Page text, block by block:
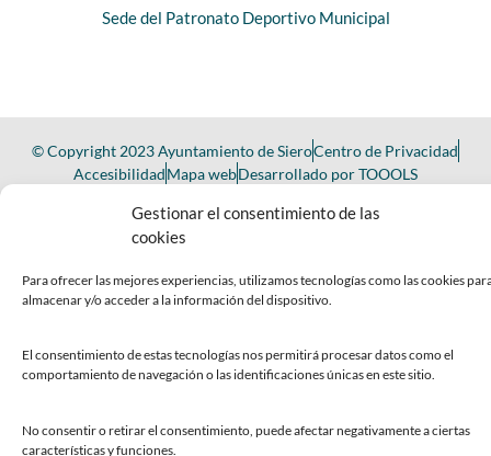
Gestionar el consentimiento de las
cookies
Para ofrecer las mejores experiencias, utilizamos tecnologías como las cookies
almacenar y/o acceder a la información del dispositivo.
El consentimiento de estas tecnologías nos permitirá procesar datos como el
comportamiento de navegación o las identificaciones únicas en este sitio.
No consentir o retirar el consentimiento, puede afectar negativamente a ciertas
características y funciones.
Sede del Patronato Deportivo Municipal
© Copyright 2023 Ayuntamiento de SieroCentro de Privacidad
AccesibilidadMapa webDesarrollado por TOOOLS